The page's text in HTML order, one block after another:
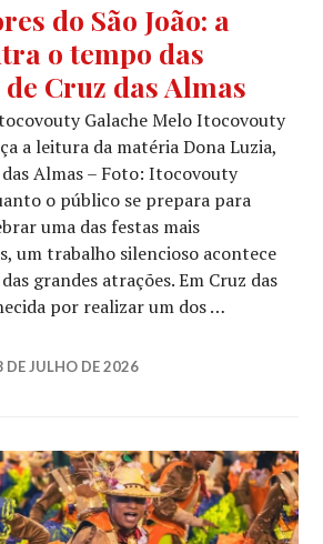
do São João: a
o tempo das
Cruz das Almas
Galache Melo Itocovouty
a leitura da matéria Dona Luzia,
Almas – Foto: Itocovouty
o público se prepara para
uma das festas mais
um trabalho silencioso acontece
grandes atrações. Em Cruz das
por realizar um dos …
bastidores do São João: a
DE JULHO DE 2026